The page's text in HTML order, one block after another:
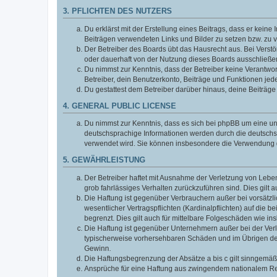
3. PFLICHTEN DES NUTZERS
Du erklärst mit der Erstellung eines Beitrags, dass er
Beiträgen verwendeten Links und Bilder zu setzen bzw. zu
Der Betreiber des Boards übt das Hausrecht aus. Bei
oder dauerhaft von der Nutzung dieses Boards
Du nimmst zur Kenntnis, dass der Betreiber keine
Betreiber, dein Benutzerkonto, Beiträge und Funktionen
Du gestattest dem Betreiber darüber hinaus, deine
4. GENERAL PUBLIC LICENSE
Du nimmst zur Kenntnis, dass es sich bei phpBB um eine
deutschsprachige Informationen werden durch die
verwendet wird. Sie können insbesondere die
5. GEWÄHRLEISTUNG
Der Betreiber haftet mit Ausnahme der Verletzung von
grob fahrlässiges Verhalten zurückzuführen sind. Dies gilt
Die Haftung ist gegenüber Verbrauchern außer bei
wesentlicher Vertragspflichten (Kardinalpflichten) auf die
begrenzt. Dies gilt auch für mittelbare Folgeschäden wie
Die Haftung ist gegenüber Unternehmern außer bei der
typischerweise vorhersehbaren Schäden und im Übrigen
Gewinn.
Die Haftungsbegrenzung der Absätze a bis c gilt
Ansprüche für eine Haftung aus zwingendem nationalem